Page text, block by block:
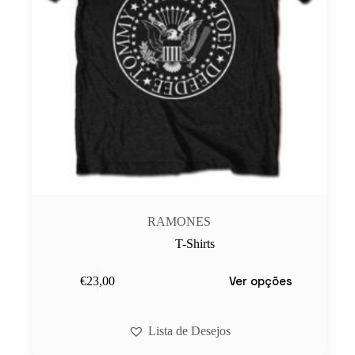
RAMONES
T-Shirts
€23,00 Ver opções
Lista de Desejos